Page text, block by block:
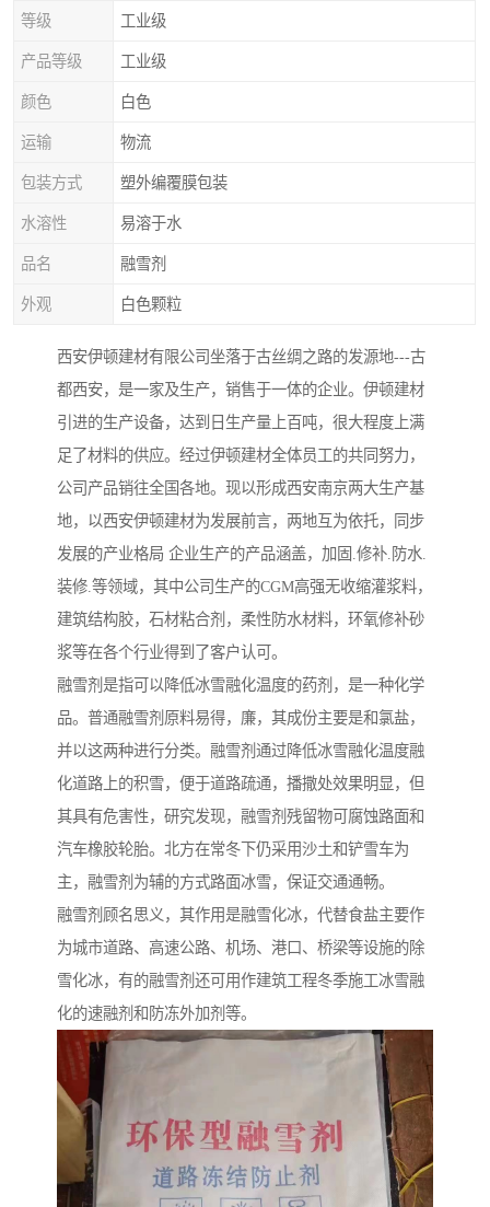
等级 工业级
产品等级 工业级
颜色 白色
运输 物流
包装方式 塑外编覆膜包装
水溶性 易溶于水
品名 融雪剂
外观 白色颗粒
西安伊顿建材有限公司坐落于古丝绸之路的发源地---古
都西安，是一家及生产，销售于一体的企业。伊顿建材
引进的生产设备，达到日生产量上百吨，很大程度上满
足了材料的供应。经过伊顿建材全体员工的共同努力，
公司产品销往全国各地。现以形成西安南京两大生产基
地，以西安伊顿建材为发展前言，两地互为依托，同步
发展的产业格局 企业生产的产品涵盖，加固.修补.防水.
装修.等领域，其中公司生产的CGM高强无收缩灌浆料，
建筑结构胶，石材粘合剂，柔性防水材料，环氧修补砂
浆等在各个行业得到了客户认可。
融雪剂是指可以降低冰雪融化温度的药剂，是一种化学
品。普通融雪剂原料易得，廉，其成份主要是和氯盐，
并以这两种进行分类。融雪剂通过降低冰雪融化温度融
化道路上的积雪，便于道路疏通，播撒处效果明显，但
其具有危害性，研究发现，融雪剂残留物可腐蚀路面和
汽车橡胶轮胎。北方在常冬下仍采用沙土和铲雪车为
主，融雪剂为辅的方式路面冰雪，保证交通通畅。
融雪剂顾名思义，其作用是融雪化冰，代替食盐主要作
为城市道路、高速公路、机场、港口、桥梁等设施的除
雪化冰，有的融雪剂还可用作建筑工程冬季施工冰雪融
化的速融剂和防冻外加剂等。